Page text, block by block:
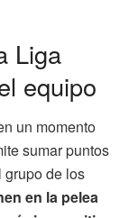
Liga
equipo
un momento
sumar puntos
grupo de los
en la pelea